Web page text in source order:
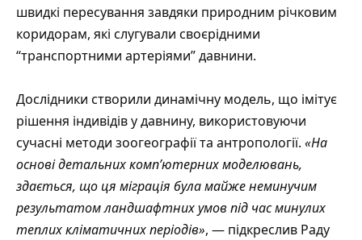
швидкі пересування завдяки природним річковим
коридорам, які слугували своєрідними
“транспортними артеріями” давнини.
Дослідники створили динамічну модель, що імітує
рішення індивідів у давнину, використовуючи
сучасні методи зоогеографії та антропології. «На
основі детальних комп’ютерних моделювань,
здається, що ця міграція була майже неминучим
результатом ландшафтних умов під час минулих
теплих кліматичних періодів», — підкреслив Раду